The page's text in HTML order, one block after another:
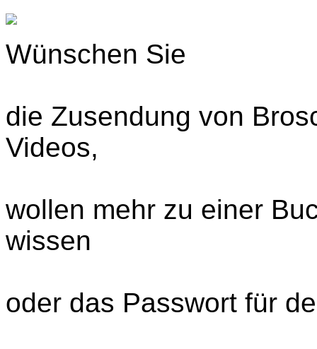
Wünschen Sie
die Zusendung von
Videos,
wollen mehr zu einer
wissen
oder das Passwort für